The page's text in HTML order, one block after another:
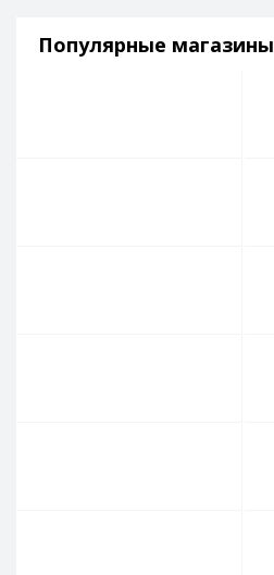
Популярные магазины